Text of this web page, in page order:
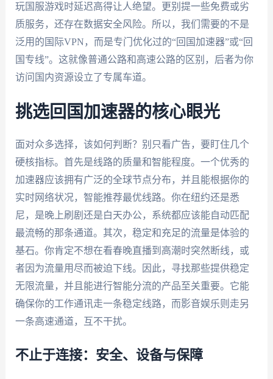
玩国服游戏时延迟高得让人绝望。更别提一些免费或劣
质服务，还存在数据安全风险。所以，我们需要的不是
泛用的国际VPN，而是专门优化过的“回国加速器”或“回
国专线”。这就像普通公路和高速公路的区别，后者为你
访问国内资源设立了专属车道。
挑选回国加速器的核心眼光
面对众多选择，该如何判断？别只看广告，要盯住几个
硬核指标。首先是线路的质量和智能程度。一个优秀的
加速器应该拥有广泛的全球节点分布，并且能根据你的
实时网络状况，智能推荐最优线路。你在纽约还是悉
尼，是晚上刷剧还是白天办公，系统都应该能自动匹配
最流畅的那条通道。其次，稳定和充足的流量是体验的
基石。你肯定不想在看春晚直播到高潮时突然断线，或
者因为流量用尽而被迫下线。因此，寻找那些提供稳定
无限流量，并且能进行智能分流的产品至关重要。它能
确保你的工作通讯走一条稳定线路，而影音娱乐则走另
一条高速通道，互不干扰。
不止于连接：安全、设备与保障